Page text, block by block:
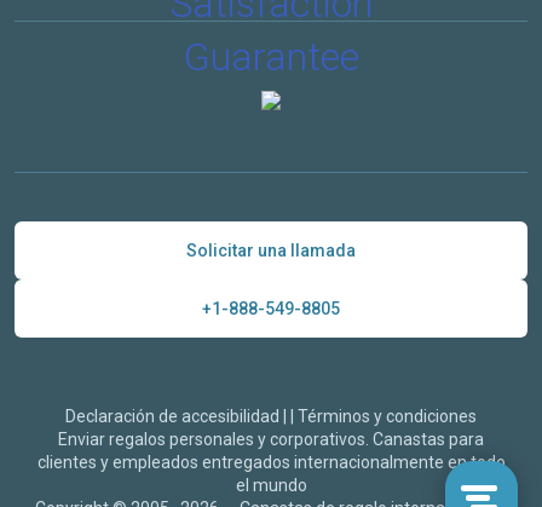
Solicitar una llamada
+1-888-549-8805
Declaración de accesibilidad
Términos y condiciones
Enviar regalos personales y corporativos. Canastas para
clientes y empleados entregados internacionalmente en todo
el mundo